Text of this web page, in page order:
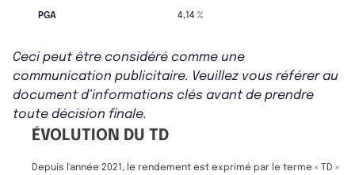
PGA 4,14 %
Ceci peut être considéré comme une
communication publicitaire. Veuillez vous référer au
document d’informations clés avant de prendre
toute décision finale.
ÉVOLUTION DU TD
Depuis l'année 2021, le rendement est exprimé par le terme « TD »